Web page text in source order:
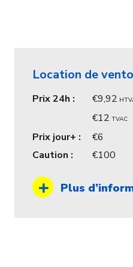
Location de
Prix 24h : 9,92
12 TVAC
Prix jour+ :
6
Caution :
100
Plus